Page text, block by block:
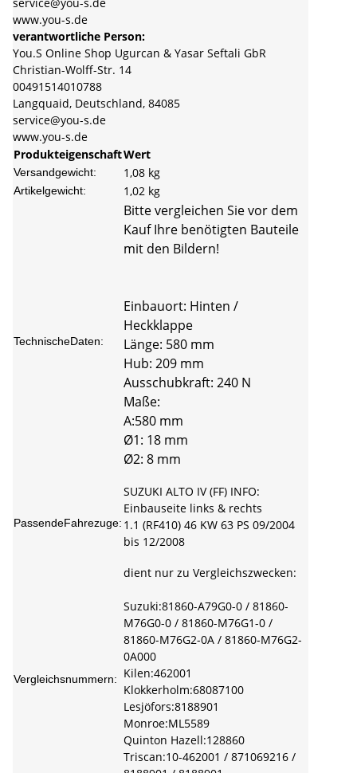
www.you-s.de
verantwortliche Person:
You.S Online Shop Ugurcan & Yasar Seftali GbR
Christian-Wolff-Str. 14
00491514010788
Langquaid, Deutschland, 84085
service@you-s.de
www.you-s.de
ProdukteigenschaftWert
Versandgewicht: 1,08 kg
Artikelgewicht: 1,02 kg
TechnischeDaten:
Bitte vergleichen Sie vor dem
Kauf Ihre benötigten Bauteile
mit den Bildern!
Einbauort: Hinten /
Heckklappe
Länge: 580 mm
Hub: 209 mm
Ausschubkraft: 240 N
Maße:
A:580 mm
Ø1: 18 mm
Ø2: 8 mm
PassendeFahrezuge:
SUZUKI ALTO IV (FF) INFO:
Einbauseite links & rechts
1.1 (RF410) 46 KW 63 PS 09/2004
bis 12/2008
Vergleichsnummern:
dient nur zu Vergleichszwecken:
Suzuki:81860-A79G0-0 / 81860-
M76G0-0 / 81860-M76G1-0 /
81860-M76G2-0A / 81860-M76G2-
0A000
Kilen:462001
Klokkerholm:68087100
Lesjöfors:8188901
Monroe:ML5589
Quinton Hazell:128860
Triscan:10-462001 / 871069216 /